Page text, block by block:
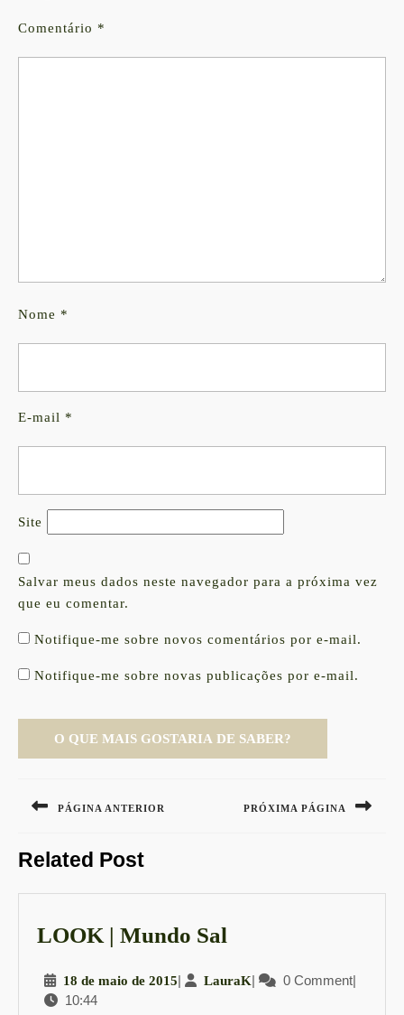
Comentário *
Nome *
E-mail *
Site
Salvar meus dados neste navegador para a próxima vez
que eu comentar.
Notifique-me sobre novos comentários por e-mail.
Notifique-me sobre novas publicações por e-mail.
de
PÁGINA ANTERIOR
post:
PRÓXIMA PÁGINA
Related Post
LOOK | Mundo Sal
Mundo
18 de maio de 201518
| LauraKLauraK
| 0 Comment|
10:44